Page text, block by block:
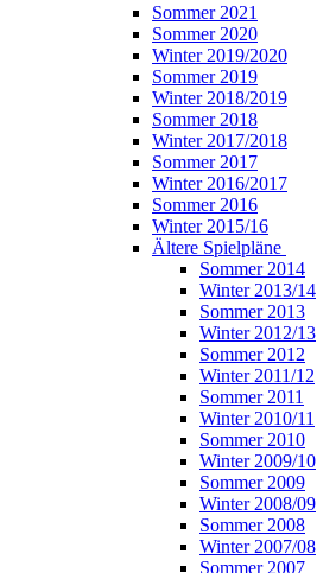
Sommer 2021
Sommer 2020
Winter 2019/2020
Sommer 2019
Winter 2018/2019
Sommer 2018
Winter 2017/2018
Sommer 2017
Winter 2016/2017
Sommer 2016
Winter 2015/16
Ältere Spielpläne
Sommer 2014
Winter 2013/14
Sommer 2013
Winter 2012/13
Sommer 2012
Winter 2011/12
Sommer 2011
Winter 2010/11
Sommer 2010
Winter 2009/10
Sommer 2009
Winter 2008/09
Sommer 2008
Winter 2007/08
Sommer 2007